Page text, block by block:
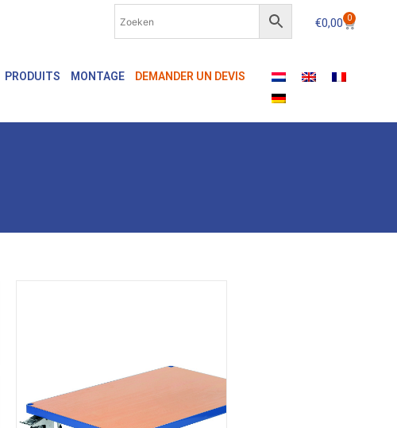
€0,00 0
PRODUITS MONTAGE DEMANDER UN DEVIS